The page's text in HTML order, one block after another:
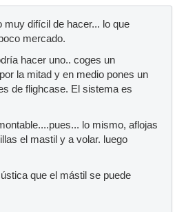
muy difícil de hacer... lo que
mercado.
hacer uno.. coges un
la mitad y en medio pones un
de flighcase. El sistema es
lo mismo, aflojas
el mastil y a volar. luego
que el mástil se puede